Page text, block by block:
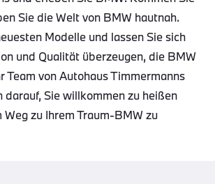
Sie die Welt von BMW hautnah.
Modelle und lassen Sie sich
und Qualität überzeugen, die BMW
Team von Autohaus Timmermanns
darauf, Sie willkommen zu heißen
Weg zu Ihrem Traum-BMW zu